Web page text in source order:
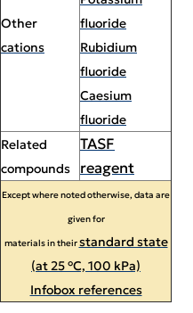
Other
cations
fluoride
Rubidium
fluoride
Caesium
fluoride
Related
compounds
TASF
reagent
Except where noted otherwise, data are
given for
materials in theirstandard state
(at 25 °C, 100 kPa)
Infobox references